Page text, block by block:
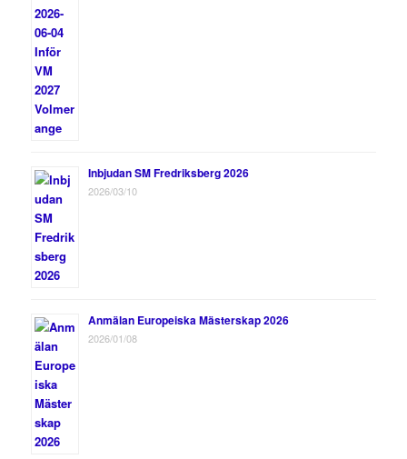
Inbjudan SM Fredriksberg 2026
2026/03/10
Anmälan Europeiska Mästerskap 2026
2026/01/08